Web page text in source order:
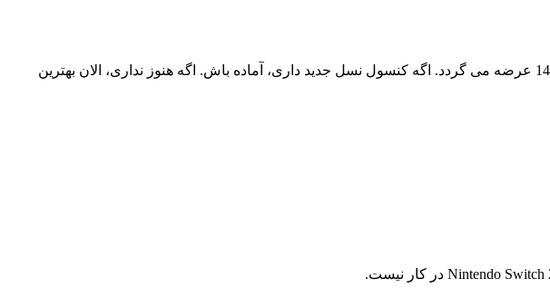
GTA 6 قراره بزرگ‌ترین عرضه تاریخ بازی‌های ویدیویی باشه. فقط روی PS5 و Xbox Series X/S در تاریخ 28 آبان 1405 عرضه می گردد. اگه کنسول نسل جدید داری، آماده باش. اگه هنوز نداری، الان بهترین